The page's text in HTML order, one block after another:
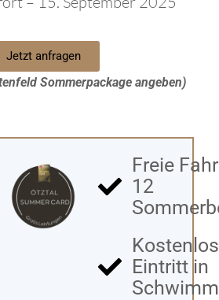
Jetzt anfragen
Sommerpackage angeben)
Freie
12
Eintritt in